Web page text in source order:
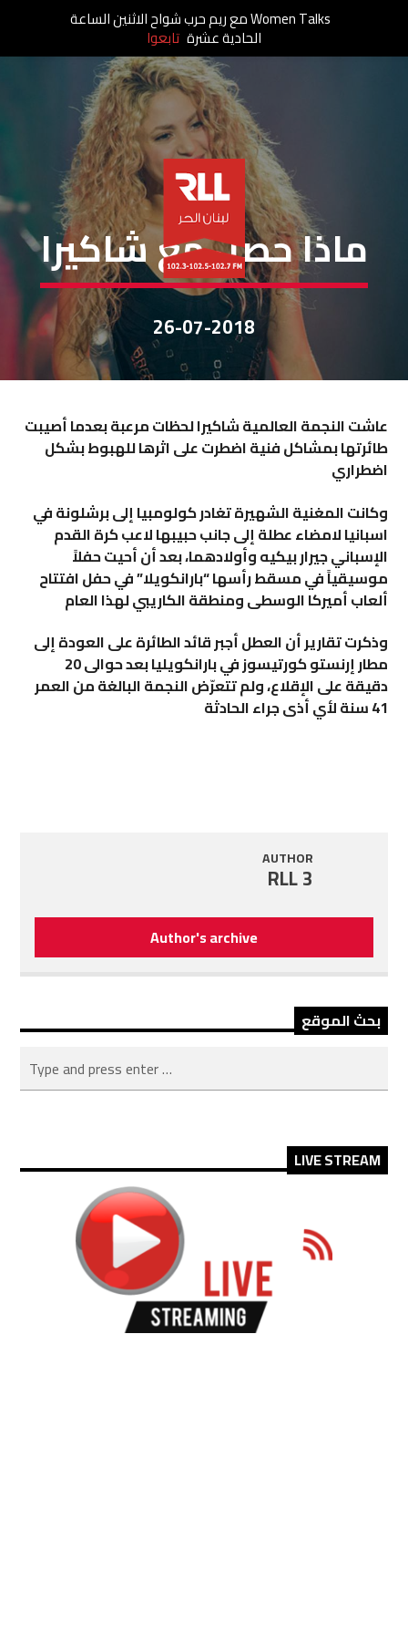
مقالات
ماذا حصل مع شاكيرا
26-07-2018
عاشت النجمة العالمية شاكيرا لحظات مرعبة بعدما أصيبت
طائرتها بمشاكل فنية اضطرت على اثرها للهبوط بشكل
اضطراري
وكانت المغنية الشهيرة تغادر كولومبيا إلى برشلونة في
اسبانيا لامضاء عطلة إلى جانب حبيبها لاعب كرة القدم
الإسباني جيرار بيكيه وأولادهما، بعد أن أحيت حفلاً
موسيقياً في مسقط رأسها “بارانكويلا” في حفل افتتاح
ألعاب أميركا الوسطى ومنطقة الكاريبي لهذا العام
وذكرت تقارير أن العطل أجبر قائد الطائرة على العودة إلى
مطار إرنستو كورتيسوز في بارانكويليا بعد حوالى 20
دقيقة على الإقلاع، ولم تتعرّض النجمة البالغة من العمر
41 سنة لأي أذى جراء الحادثة
AUTHOR
RLL 3
Author's archive
بحث الموقع
LIVE STREAM
Women Talks مع ريم حرب شواح الاثنين الساعة
الحادية عشرة تابعوا